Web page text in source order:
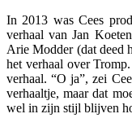
In 2013 was Cees
verhaal van Jan
Arie Modder (dat deed
het verhaal over
verhaal. “O ja”, zei
verhaaltje, maar dat
wel in zijn stijl blijven